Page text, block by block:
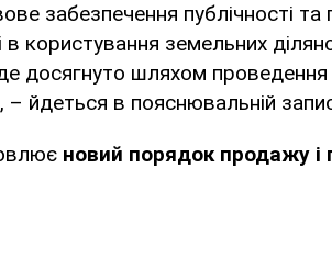
забезпечення публічності та
в користування земельних
досягнуто шляхом проведення
– йдеться в пояснювальній
новий порядок продажу і